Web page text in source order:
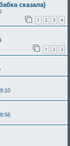
сказала)
1 2 3 4
1 2 3